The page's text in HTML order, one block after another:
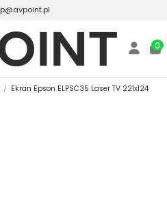
0
Ekran Epson ELPSC35 Laser TV 221x124